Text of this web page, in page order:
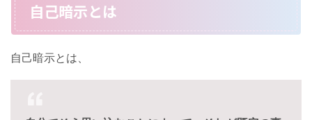
自己暗示とは
自己暗示とは、